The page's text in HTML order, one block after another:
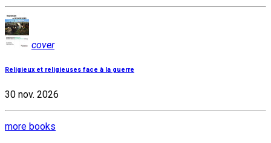
cover
Religieux et religieuses face à la guerre
30 nov. 2026
more books